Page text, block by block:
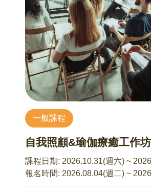
7/17 同心相伴：角色的轉換與調適
王貞人 諮商心理師
在成為父母的旅程中，伴侶不僅面
換，也需要學習在壓力與挑戰中維
與支持。在關係與身份不斷變動的
該如何與另一半進行更深層的對話
情緒起伏與壓力之中，找到屬於彼
透過理解與陪伴，我們得以讓關係
穩固。角色的轉換不再只是挑戰，
扶持、相互靠近的歷程，讓愛在過
7/24 生，還是不生—談婚前共識到
修課
張誌閔 諮商心理師
看見你腦袋裡那個嚴厲的糾察隊
輩那裡承接過來、不自覺對孩子施
彙。在工作坊的安全空間裡，我們
舊劇本，重新排練出更具彈性、更
話。
3、衝突現場的降溫技術：從對立
當衝突陷入僵局時，能幫孩子說出
口的脆弱，透過一套實戰的溝通公
緒高漲時，用一個動作或一句話，
4、建立家長神隊友社群：你不是
你並不是孤單一人！透過分享與集
從其他夥伴的故事中獲得啟發。這
一般課程
自我照顧&瑜伽療癒工作坊
課程日期: 2026.10.31(週六) ~
報名時間: 2026.08.04(週二) ~